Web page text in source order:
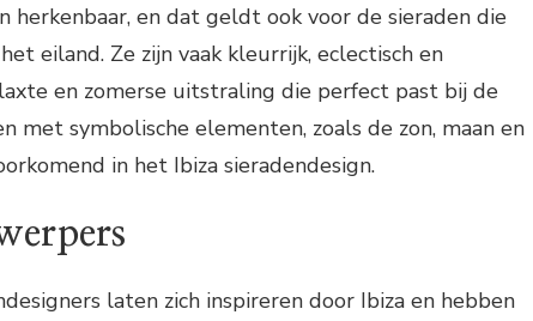
herkenbaar, en dat geldt ook voor de sieraden die
eiland. Ze zijn vaak kleurrijk, eclectisch en
en zomerse uitstraling die perfect past bij de
met symbolische elementen, zoals de zon, maan en
in het Ibiza sieradendesign.
laten zich inspireren door Ibiza en hebben